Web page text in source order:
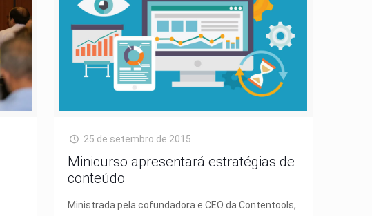
25 de setembro de 2015
Minicurso apresentará estratégias de
conteúdo
Ministrada pela cofundadora e CEO da Contentools,